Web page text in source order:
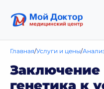
Главная Услуги и цены
Заключение
генетика к